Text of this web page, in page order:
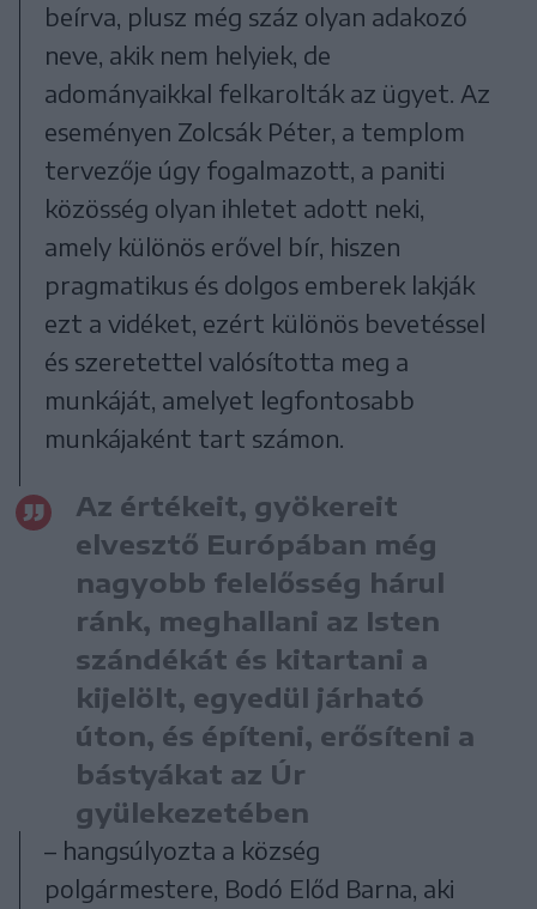
beírva, plusz még száz olyan adakozó
neve, akik nem helyiek, de
adományaikkal felkarolták az ügyet. Az
eseményen Zolcsák Péter, a templom
tervezője úgy fogalmazott, a paniti
közösség olyan ihletet adott neki,
amely különös erővel bír, hiszen
pragmatikus és dolgos emberek lakják
ezt a vidéket, ezért különös bevetéssel
és szeretettel valósította meg a
munkáját, amelyet legfontosabb
munkájaként tart számon.
Az értékeit, gyökereit
elvesztő Európában még
nagyobb felelősség hárul
ránk, meghallani az Isten
szándékát és kitartani a
kijelölt, egyedül járható
úton, és építeni, erősíteni a
bástyákat az Úr
gyülekezetében
– hangsúlyozta a község
polgármestere, Bodó Előd Barna, aki